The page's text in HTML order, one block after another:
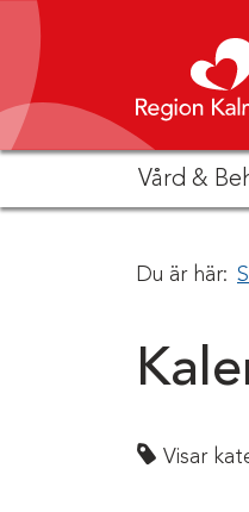
Hoppa till innehåll
Vård &
Du är här:
Visar